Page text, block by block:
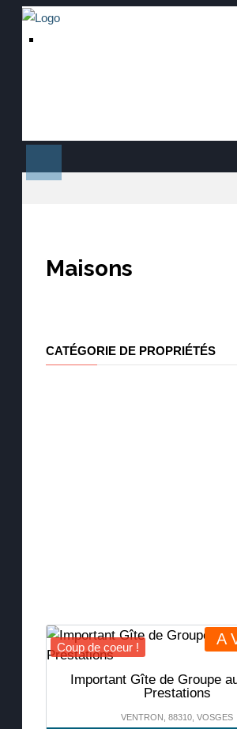
Maisons
CATÉGORIE DE PROPRIÉTÉS
A
Coup de coeur !
Important Gîte de Groupe
Prestations
VENTRON, 88310, VOSGES